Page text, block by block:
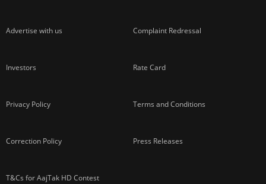
Advertise with us Complaint Redressal
Investors Rate Card
Privacy Policy Terms and Conditions
Correction Policy Press Releases
T&Cs for AajTak HD Contest